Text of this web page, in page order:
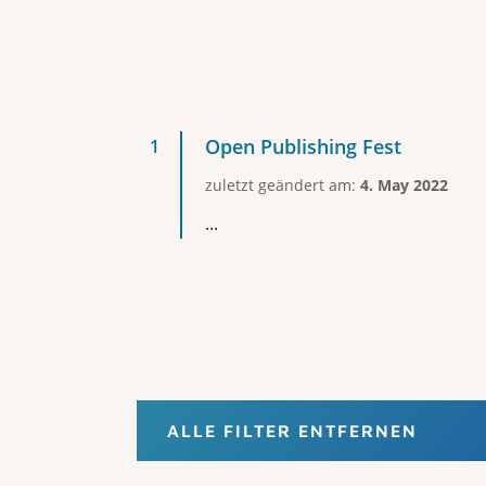
Open Publishing Fest
zuletzt geändert am: 4. May 2022
...
ALLE FILTER ENTFERNEN